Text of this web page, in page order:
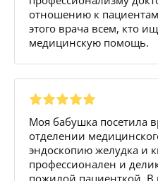
отношению к
этого врача всем, кто
медицинскую помощь.
Моя бабушка посетила
отделении
эндоскопию желудка и
профессионален и
пожилой пациенткой. В